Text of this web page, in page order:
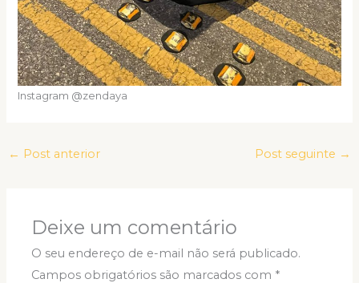
Instagram @zendaya
← Post anterior Post seguinte →
Deixe um comentário
O seu endereço de e-mail não será publicado.
Campos obrigatórios são marcados com *